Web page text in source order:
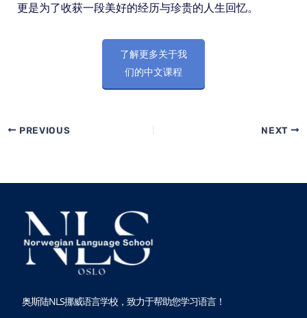
更是为了收获一段美好的经历与珍贵的人生回忆。
了解更多关于我
们的中文课程
PREVIOUS NEXT
奥斯陆NLS挪威语言学校，致力于帮助您学习语言！